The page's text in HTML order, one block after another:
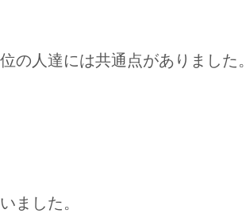
の人達には共通点がありました。
ました。